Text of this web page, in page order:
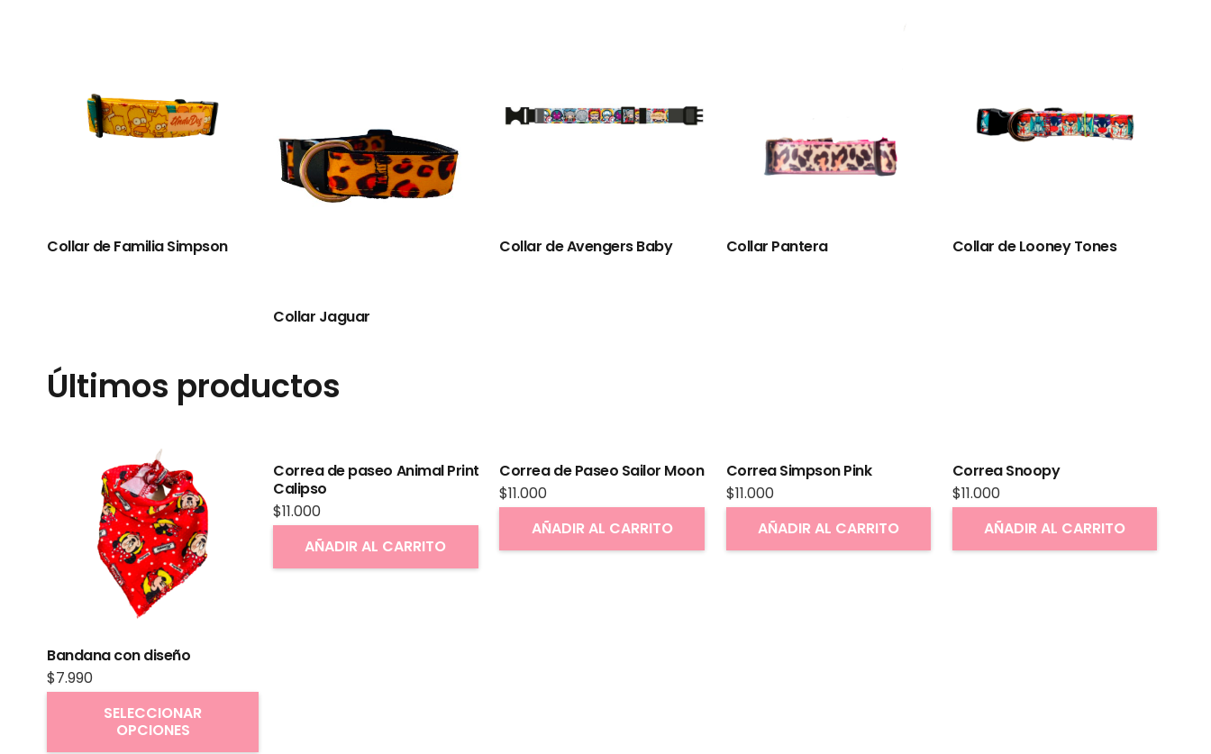
Collar de Familia Simpson
Collar Jaguar
Collar de Avengers Baby Collar Pantera Collar de Looney Tones
Últimos productos
Bandana con diseño
$7.990
SELECCIONAR
OPCIONES
Correa de paseo Animal Print
Calipso
$11.000
AÑADIR AL CARRITO
Correa de Paseo Sailor Moon
$11.000
AÑADIR AL CARRITO
Correa Simpson Pink
$11.000
AÑADIR AL CARRITO
Correa Snoopy
$11.000
AÑADIR AL CARRITO